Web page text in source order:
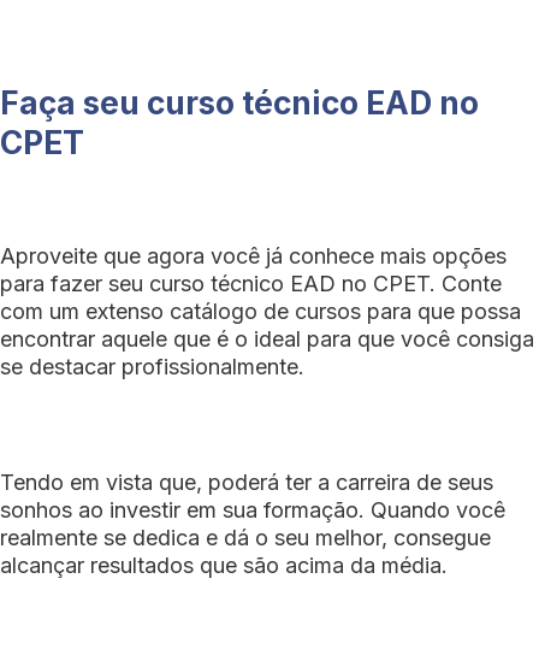
Faça seu curso técnico EAD no
CPET
Aproveite que agora você já conhece mais opções
para fazer seu curso técnico EAD no CPET. Conte
com um extenso catálogo de cursos para que possa
encontrar aquele que é o ideal para que você consiga
se destacar profissionalmente.
Tendo em vista que, poderá ter a carreira de seus
sonhos ao investir em sua formação. Quando você
realmente se dedica e dá o seu melhor, consegue
alcançar resultados que são acima da média.